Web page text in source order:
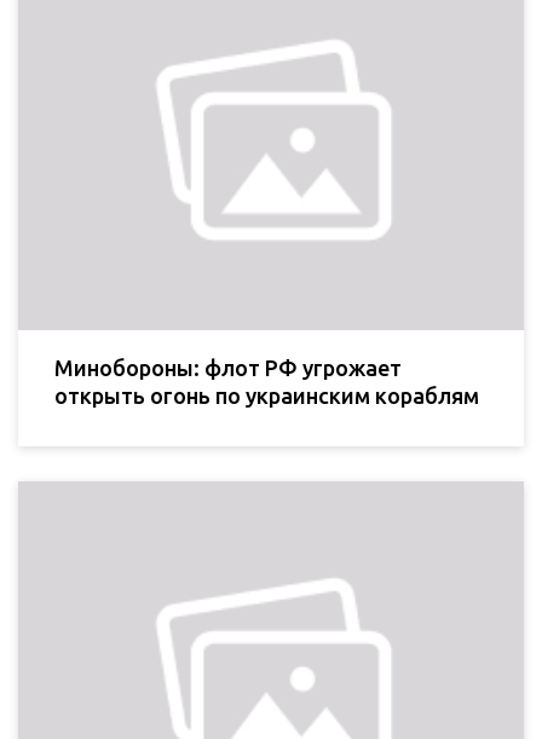
Минобороны: флот РФ угрожает
открыть огонь по украинским кораблям